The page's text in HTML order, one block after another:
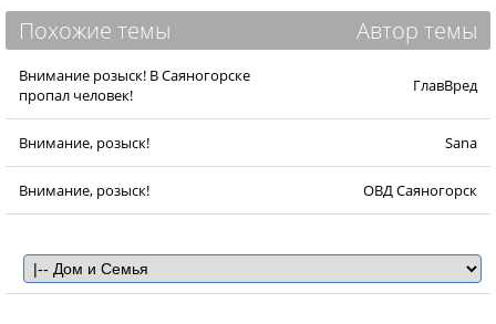
Похожие темы Автор темы
Внимание розыск! В Саяногорске
пропал человек!
ГлавВред
Внимание, розыск! Sana
Внимание, розыск! ОВД Саяногорск